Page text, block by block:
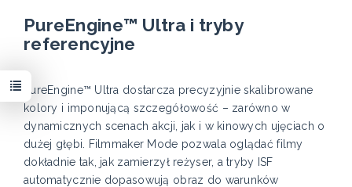
PureEngine™ Ultra i tryby
referencyjne
PureEngine™ Ultra dostarcza precyzyjnie skalibrowane
kolory i imponującą szczegółowość – zarówno w
dynamicznych scenach akcji, jak i w kinowych ujęciach o
dużej głębi. Filmmaker Mode pozwala oglądać filmy
dokładnie tak, jak zamierzył reżyser, a tryby ISF
automatycznie dopasowują obraz do warunków